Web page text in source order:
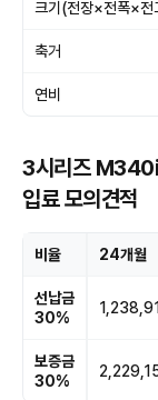
크기(전장×전폭×전
축거
연비
3시리즈 M340i
입료 모의견적
비율 24개월
선납금
30%
보증금
30%